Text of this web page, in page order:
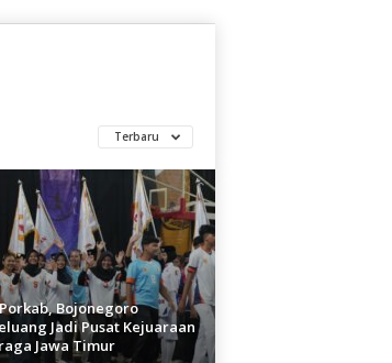
Terbaru
Bojonegoro
Jadi Pusat Kejuaraan
Jawa Timur